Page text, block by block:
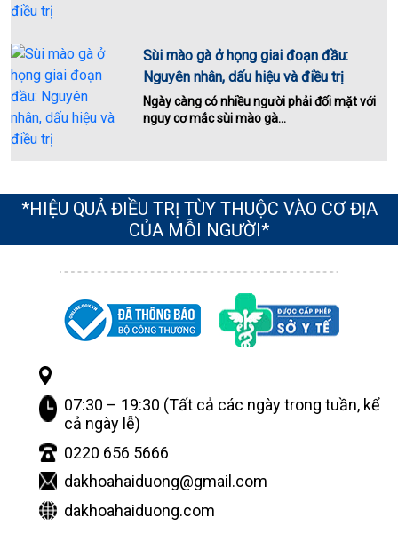
Sùi mào gà ở họng giai đoạn đầu:
Nguyên nhân, dấu hiệu và điều trị
Ngày càng có nhiều người phải đối mặt với
nguy cơ mắc sùi mào gà...
*HIỆU QUẢ ĐIỀU TRỊ TÙY THUỘC VÀO CƠ ĐỊA
CỦA MỖI NGƯỜI*
07:30 – 19:30 (Tất cả các ngày trong tuần, kể
cả ngày lễ)
0220 656 5666
dakhoahaiduong@gmail.com
dakhoahaiduong.com